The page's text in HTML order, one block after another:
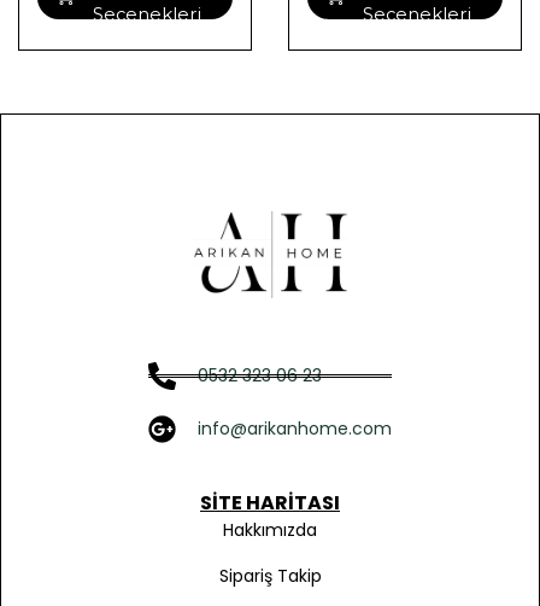
Seçenekleri
Seçenekleri
0532 323 06 23
info@arikanhome.com
SITE HARITASI
Hakkımızda
Sipariş Takip